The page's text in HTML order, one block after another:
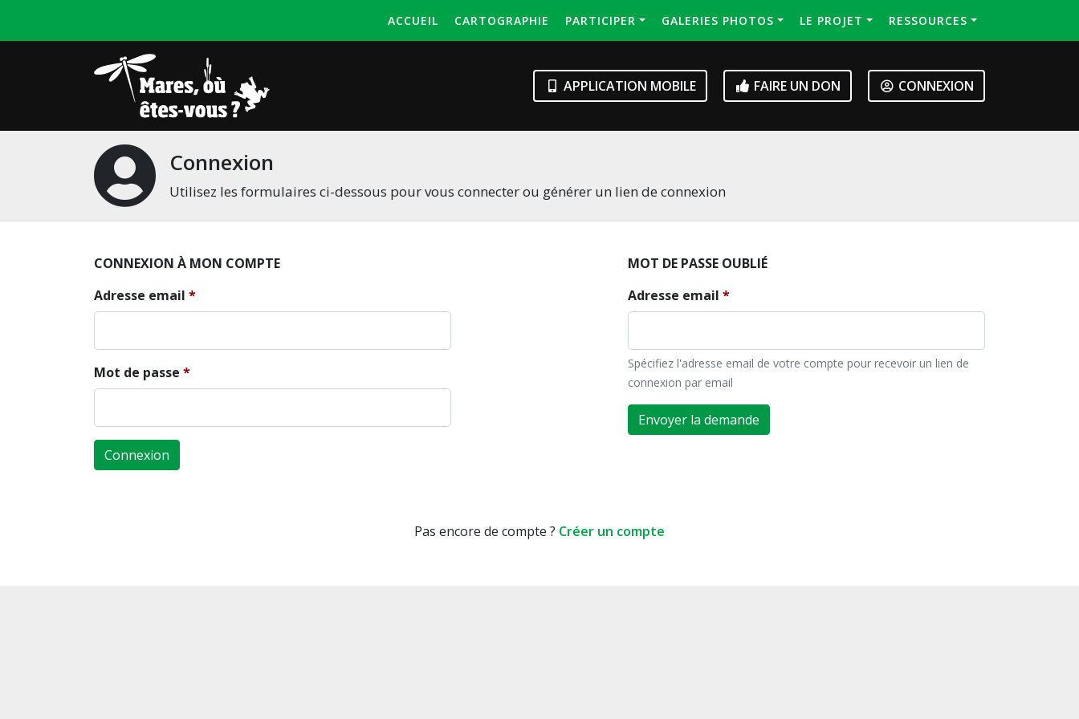
ACCUEIL CARTOGRAPHIE PARTICIPER GALERIES PHOTOS LE PROJET RESSOURCES
APPLICATION MOBILE FAIRE UN DON CONNEXION
Connexion
Utilisez les formulaires ci-dessous pour vous connecter ou générer un lien de connexion
CONNEXION À MON COMPTE
Adresse email
Mot de passe
Connexion
MOT DE PASSE OUBLIÉ
Adresse email
Spécifiez l'adresse email de votre compte pour recevoir un lien de
connexion par email
Envoyer la demande
Pas encore de compte ? Créer un compte